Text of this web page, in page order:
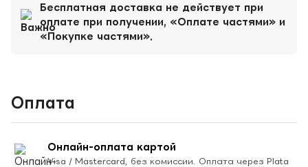
Бесплатная доставка не действует при
оплате при получении, «Оплате частями» и
«Покупке частями».
Оплата
Онлайн-оплата картой
Visa / Mastercard, без комиссии. Оплата через Plata